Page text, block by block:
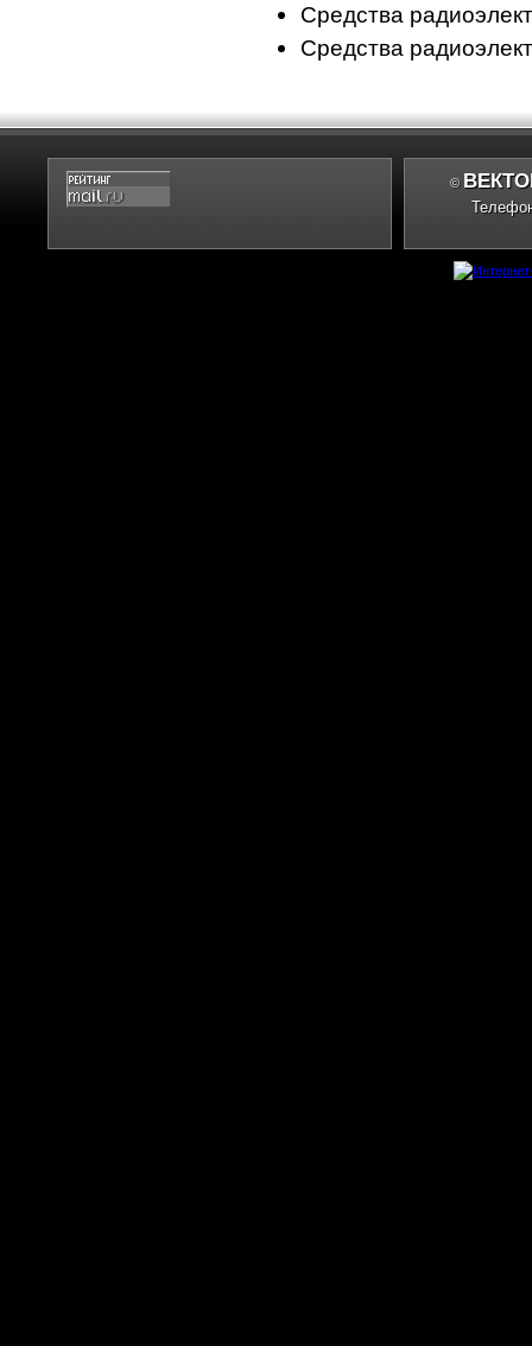
Средства
Средства
©